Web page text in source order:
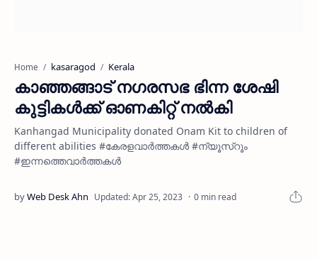
Home kasaragod Kerala
കാഞ്ഞങ്ങാട് നഗരസഭ ഭിന്ന ശേഷി
കുട്ടികൾക്ക് ഓണകിറ്റ് നൽകി
Kanhangad Municipality donated Onam Kit to children of
different abilities #കേരളവാർത്തകൾ #ന്യൂസ്റൂം
#ഇന്നത്തെവാർത്തകൾ
0 min read